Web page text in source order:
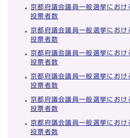
京都府議会議員一般選挙におけ
投票者数
京都府議会議員一般選挙におけ
投票者数
京都府議会議員一般選挙におけ
投票者数
京都府議会議員一般選挙におけ
投票者数
京都府議会議員一般選挙におけ
投票者数
京都府議会議員一般選挙におけ
投票者数